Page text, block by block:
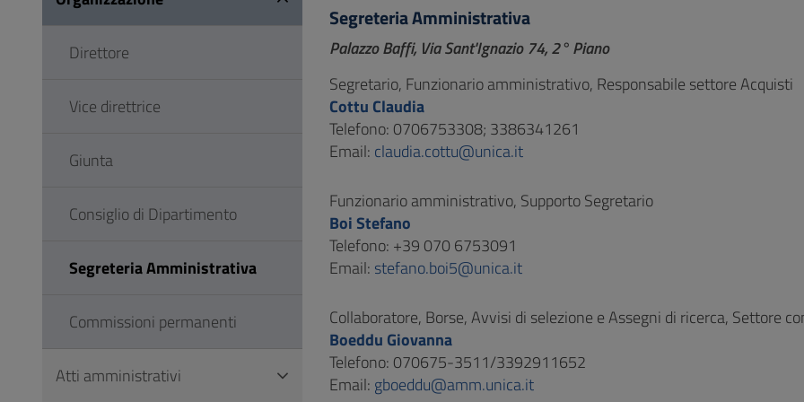
Segreteria Amministrativa
Palazzo Baffi, Via Sant'Ignazio 74, 2° Piano
Segretario, Funzionario amministrativo, Responsabile settore Acquisti
Cottu Claudia
Telefono: 0706753308; 3386341261
Email: claudia.cottu@unica.it
Funzionario amministrativo, Supporto Segretario
Boi Stefano
Telefono: +39 070 6753091
Email: stefano.boi5@unica.it
Collaboratore, Borse, Avvisi di selezione e Assegni di ricerca, Settore
Boeddu Giovanna
Telefono: 070675-3511/3392911652
Email: gboeddu@amm.unica.it
Direttore
Vice direttrice
Giunta
Consiglio di Dipartimento
Segreteria Amministrativa
Commissioni permanenti
Atti amministrativi